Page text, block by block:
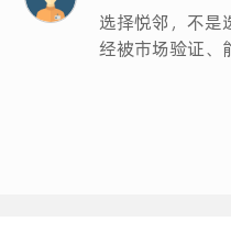
转型，系统选
选择悦邻，不是
经被市场验证、